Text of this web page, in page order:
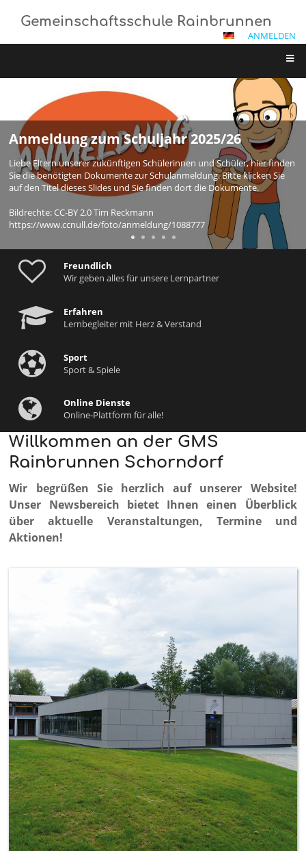
Gemeinschaftsschule Rainbrunnen
ANMELDEN
Startseite
Anmeldung zum Schuljahr 2025/26
Liebe Eltern unserer zukünftigen Schülerinnen und Schüler, hier finden
Sie die benötigten Dokumente zur Schulanmeldung. Bitte klicken Sie
auf den Titel dieses Slides und Sie finden dort die Dokumente.
Bildrechte: CC-BY 2.0 Tim Reckmann
https://www.ccnull.de/foto/anmeldung/1088777
Freundlich
Wir geben alles für unsere Lernpartner
Erfahren
Lernbegleiter mit Herz & Verstand
Sport
Sport & Spiele
Online Dienste
Online-Plattform für alle!
Willkommen an der GMS
Rainbrunnen Schorndorf
Wir begrüßen Sie herzlich auf unserer Website!
Unser Newsbereich bietet Ihnen einen Überblick
über aktuelle Veranstaltungen, Termine und
Aktionen!